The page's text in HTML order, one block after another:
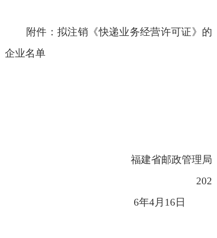
附件：拟注销《快递业务经营许可证》的
企业名单
福建省邮政管理局
202
6年4月 16 日